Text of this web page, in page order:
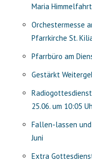
Maria Himmelfahrt
Orchestermesse
Pfarrkirche St.
Pfarrbüro am
Gestärkt
25.06. um 10:05
Fallen-lassen
Juni
Extra